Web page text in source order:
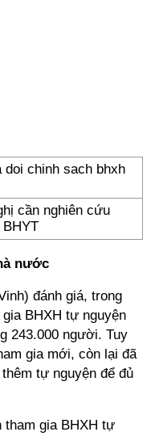
cần nghiên cứu
nước
đánh giá, trong
BHXH tự nguyện
243.000 người. Tuy
gia mới, còn lại đã
tự nguyện để đủ
tham gia BHXH tự